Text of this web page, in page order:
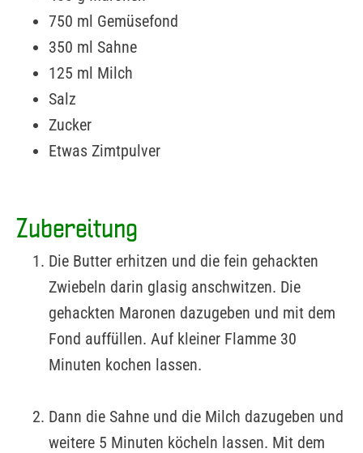
750 ml Gemüsefond
350 ml Sahne
125 ml Milch
Salz
Zucker
Etwas Zimtpulver
Zubereitung
Die Butter erhitzen und die fein gehackten
Zwiebeln darin glasig anschwitzen. Die
gehackten Maronen dazugeben und mit dem
Fond auffüllen. Auf kleiner Flamme 30
Minuten kochen lassen.
Dann die Sahne und die Milch dazugeben und
weitere 5 Minuten köcheln lassen. Mit dem